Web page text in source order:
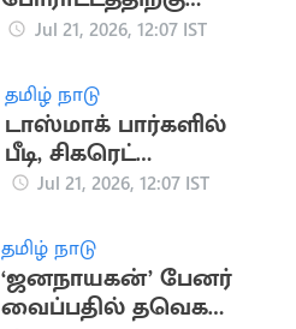
நடிகை ப்ரீத்தி ஜிந்தா
Jul 21, 2026, 12:07 IST
தமிழ் நாடு
டாஸ்மாக் பார்களில்
பீடி, சிகரெட்
விற்பனைக்குத் தடை
Jul 21, 2026, 12:07 IST
தமிழ் நாடு
‘ஜனநாயகன்’ பேனர்
வைப்பதில் தவெக